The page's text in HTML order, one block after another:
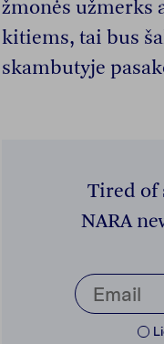
žmonės užmerks
kitiems, tai bus
skambutyje
Tired of
NARA